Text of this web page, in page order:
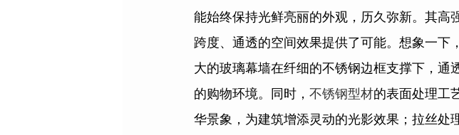
能始终保持光鲜亮丽的外观，历久弥新。其高
跨度、通透的空间效果提供了可能。想象一下
大的玻璃幕墙在纤细的不锈钢边框支撑下，
的购物环境。同时， 不锈钢型材的表面处理工
华景象，为建筑增添灵动的光影效果；拉丝处